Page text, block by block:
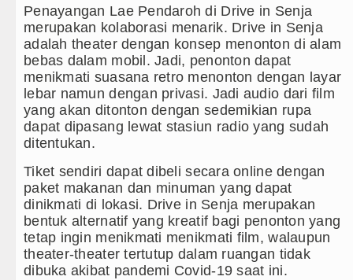
Sumut Ajak Orangtua Perkuat Karakter Anak Sejak
TA 2025, Jurnalis Surati SMPN 1 Batang Angkola
Seksual Bukan Karena Penyimpangan
Penayangan Lae Pendaroh di Drive in Senja
merupakan kolaborasi menarik. Drive in Senja
adalah theater dengan konsep menonton di alam
bebas dalam mobil. Jadi, penonton dapat
menikmati suasana retro menonton dengan layar
lebar namun dengan privasi. Jadi audio dari film
yang akan ditonton dengan sedemikian rupa
dapat dipasang lewat stasiun radio yang sudah
ditentukan.
Tiket sendiri dapat dibeli secara online dengan
paket makanan dan minuman yang dapat
dinikmati di lokasi. Drive in Senja merupakan
bentuk alternatif yang kreatif bagi penonton yang
tetap ingin menikmati menikmati film, walaupun
theater-theater tertutup dalam ruangan tidak
dibuka akibat pandemi Covid-19 saat ini.